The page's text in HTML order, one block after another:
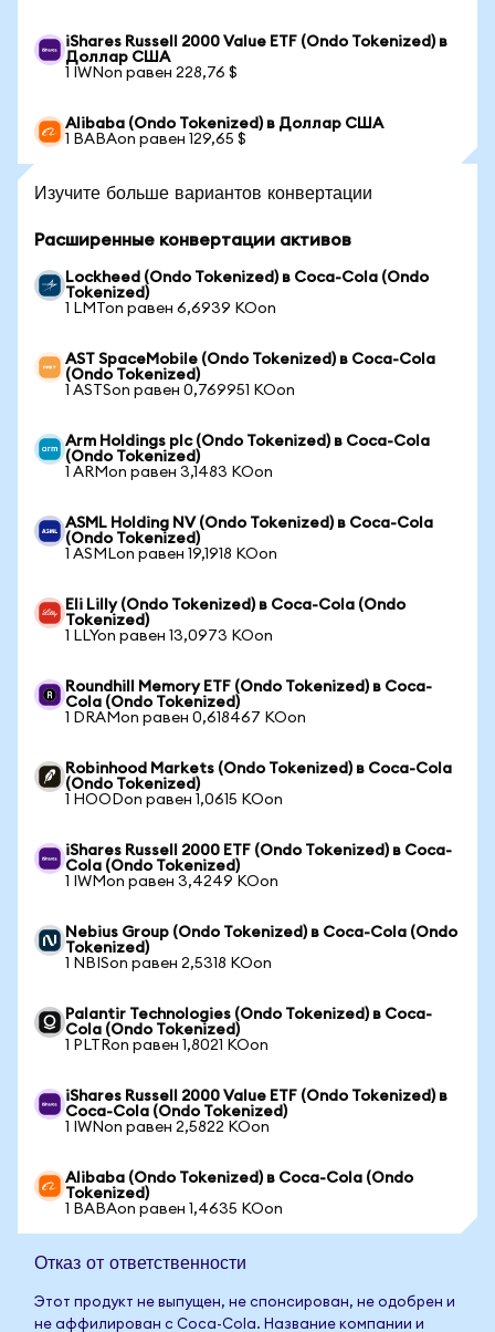
iShares Russell 2000 Value ETF (Ondo Tokenized) в
Доллар США
1 IWNon равен 228,76 $
Alibaba (Ondo Tokenized) в Доллар США
1 BABAon равен 129,65 $
Изучите больше вариантов конвертации
Расширенные конвертации активов
Lockheed (Ondo Tokenized) в Coca-Cola (Ondo
Tokenized)
1 LMTon равен 6,6939 KOon
AST SpaceMobile (Ondo Tokenized) в Coca-Cola
(Ondo Tokenized)
1 ASTSon равен 0,769951 KOon
Arm Holdings plc (Ondo Tokenized) в Coca-Cola
(Ondo Tokenized)
1 ARMon равен 3,1483 KOon
ASML Holding NV (Ondo Tokenized) в Coca-Cola
(Ondo Tokenized)
1 ASMLon равен 19,1918 KOon
Eli Lilly (Ondo Tokenized) в Coca-Cola (Ondo
Tokenized)
1 LLYon равен 13,0973 KOon
Roundhill Memory ETF (Ondo Tokenized) в Coca-
Cola (Ondo Tokenized)
1 DRAMon равен 0,618467 KOon
Robinhood Markets (Ondo Tokenized) в Coca-Cola
(Ondo Tokenized)
1 HOODon равен 1,0615 KOon
iShares Russell 2000 ETF (Ondo Tokenized) в Coca-
Cola (Ondo Tokenized)
1 IWMon равен 3,4249 KOon
Nebius Group (Ondo Tokenized) в Coca-Cola (Ondo
Tokenized)
1 NBISon равен 2,5318 KOon
Palantir Technologies (Ondo Tokenized) в Coca-
Cola (Ondo Tokenized)
1 PLTRon равен 1,8021 KOon
iShares Russell 2000 Value ETF (Ondo Tokenized) в
Coca-Cola (Ondo Tokenized)
1 IWNon равен 2,5822 KOon
Alibaba (Ondo Tokenized) в Coca-Cola (Ondo
Tokenized)
1 BABAon равен 1,4635 KOon
Отказ от ответственности
Этот продукт не выпущен, не спонсирован, не одобрен и
не аффилирован с Coca-Cola. Название компании и